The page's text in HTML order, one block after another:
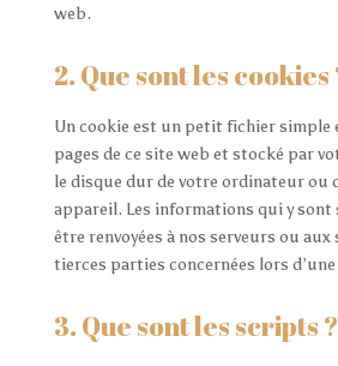
web.
2. Que sont les cookies
Un cookie est un petit fichier simple
pages de ce site web et stocké par
le disque dur de votre ordinateur ou
appareil. Les informations qui y sont
être renvoyées à nos serveurs ou aux
tierces parties concernées lors
3. Que sont les scripts ?